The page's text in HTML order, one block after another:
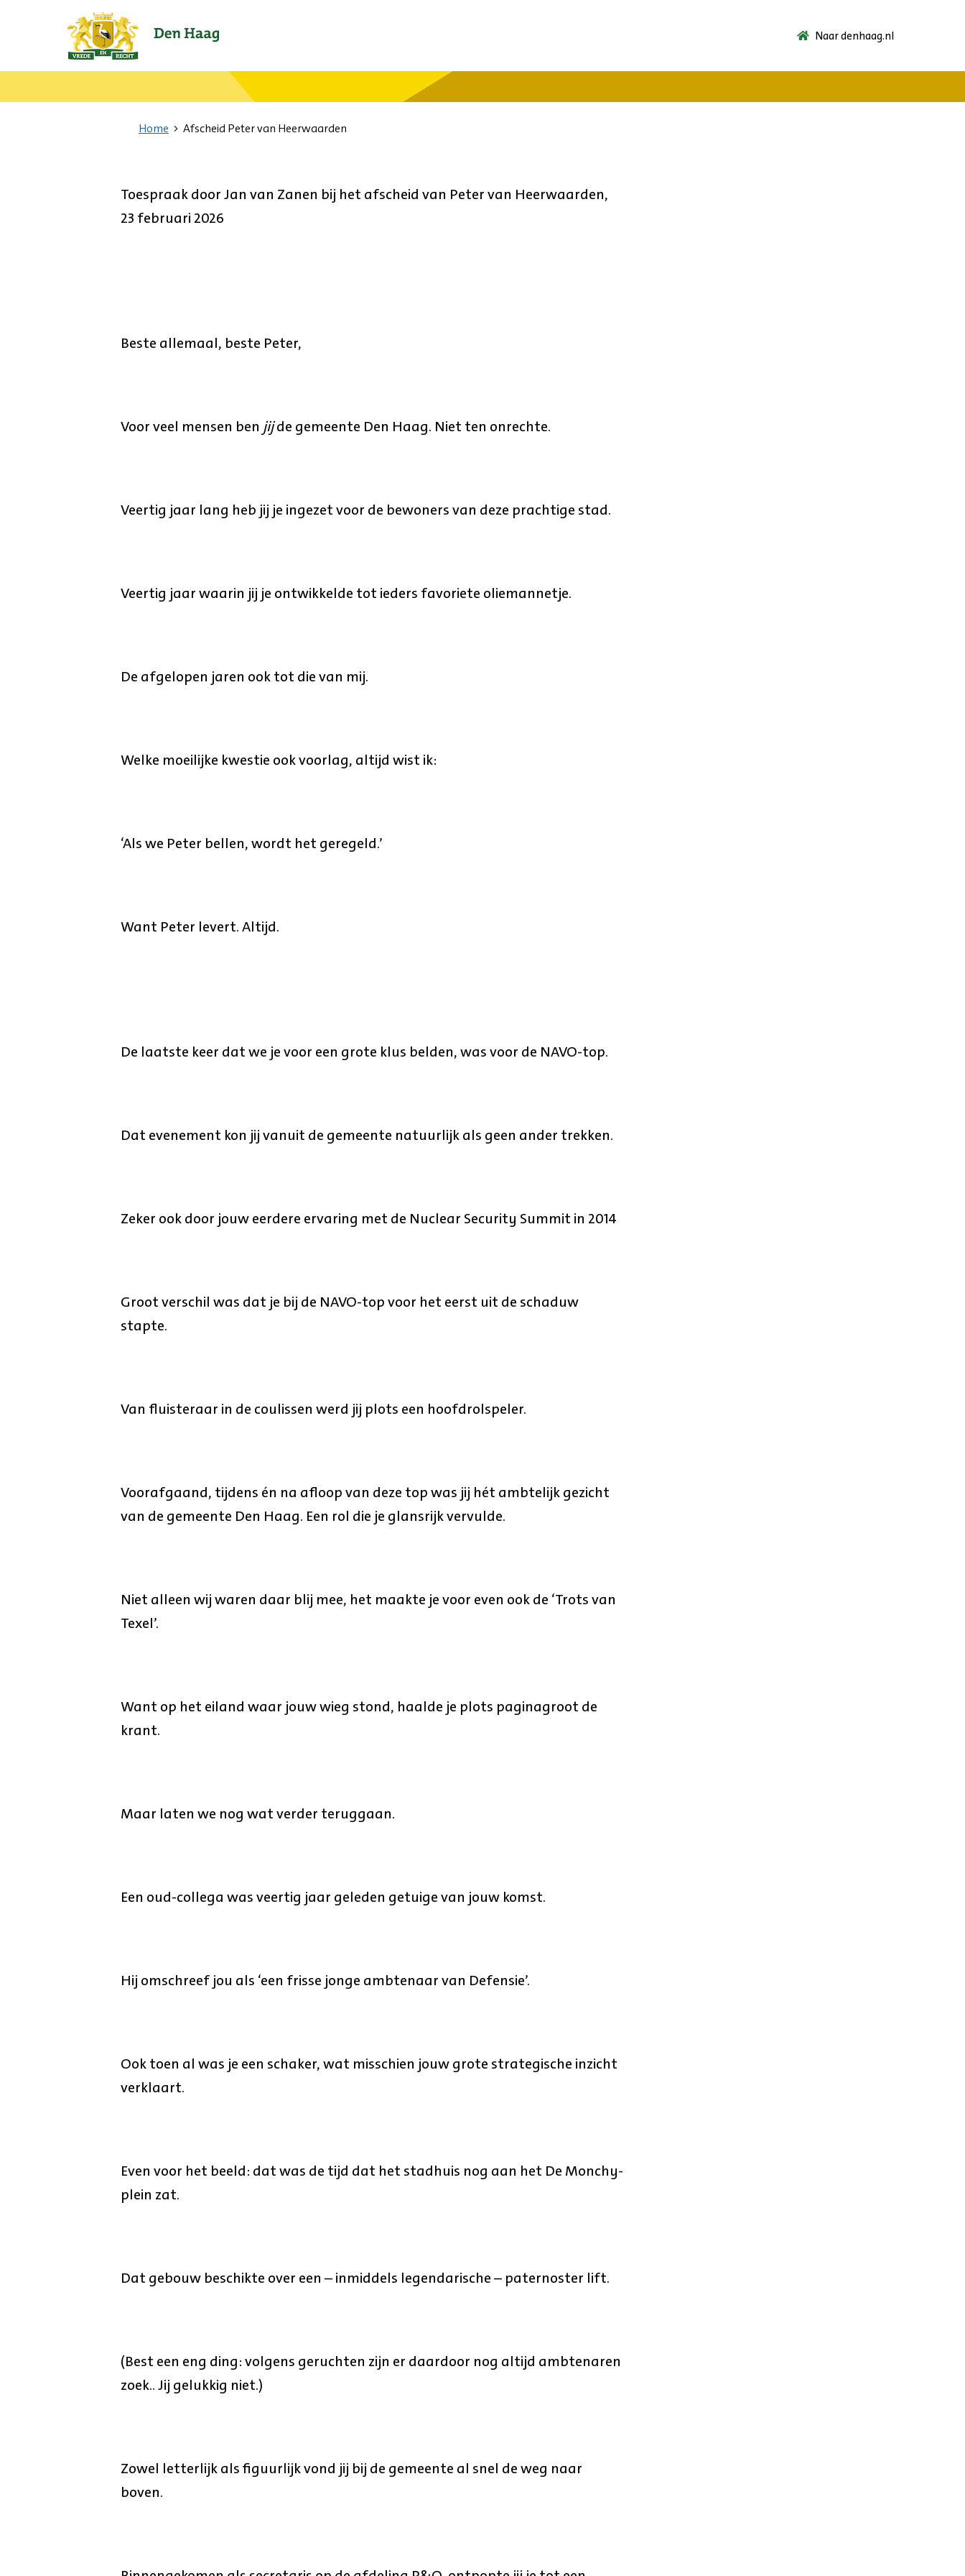
Ga
naar
de
Naar denhaag.nl
Home Afscheid Peter van Heerwaarden
Toespraak door Jan van Zanen bij het afscheid van Peter van Heerwaarden,
23 februari 2026
Beste allemaal, beste Peter,
Voor veel mensen ben jijde gemeente Den Haag. Niet ten onrechte.
Veertig jaar lang heb jij je ingezet voor de bewoners van deze prachtige stad.
Veertig jaar waarin jij je ontwikkelde tot ieders favoriete oliemannetje.
De afgelopen jaren ook tot die van mij.
Welke moeilijke kwestie ook voorlag, altijd wist ik:
‘Als we Peter bellen, wordt het geregeld.’
Want Peter levert. Altijd.
De laatste keer dat we je voor een grote klus belden, was voor de NAVO-top.
Dat evenement kon jij vanuit de gemeente natuurlijk als geen ander trekken.
Zeker ook door jouw eerdere ervaring met de Nuclear Security Summit in 2014
Groot verschil was dat je bij de NAVO-top voor het eerst uit de schaduw
stapte.
Van fluisteraar in de coulissen werd jij plots een hoofdrolspeler.
Voorafgaand, tijdens én na afloop van deze top was jij hét ambtelijk gezicht
van de gemeente Den Haag. Een rol die je glansrijk vervulde.
Niet alleen wij waren daar blij mee, het maakte je voor even ook de ‘Trots van
Texel’.
Want op het eiland waar jouw wieg stond, haalde je plots paginagroot de
krant.
Maar laten we nog wat verder teruggaan.
Een oud-collega was veertig jaar geleden getuige van jouw komst.
Hij omschreef jou als ‘een frisse jonge ambtenaar van Defensie’.
Ook toen al was je een schaker, wat misschien jouw grote strategische inzicht
verklaart.
Even voor het beeld: dat was de tijd dat het stadhuis nog aan het De Monchy-
plein zat.
Dat gebouw beschikte over een – inmiddels legendarische – paternoster lift.
(Best een eng ding: volgens geruchten zijn er daardoor nog altijd ambtenaren
zoek.. Jij gelukkig niet.)
Zowel letterlijk als figuurlijk vond jij bij de gemeente al snel de weg naar
boven.